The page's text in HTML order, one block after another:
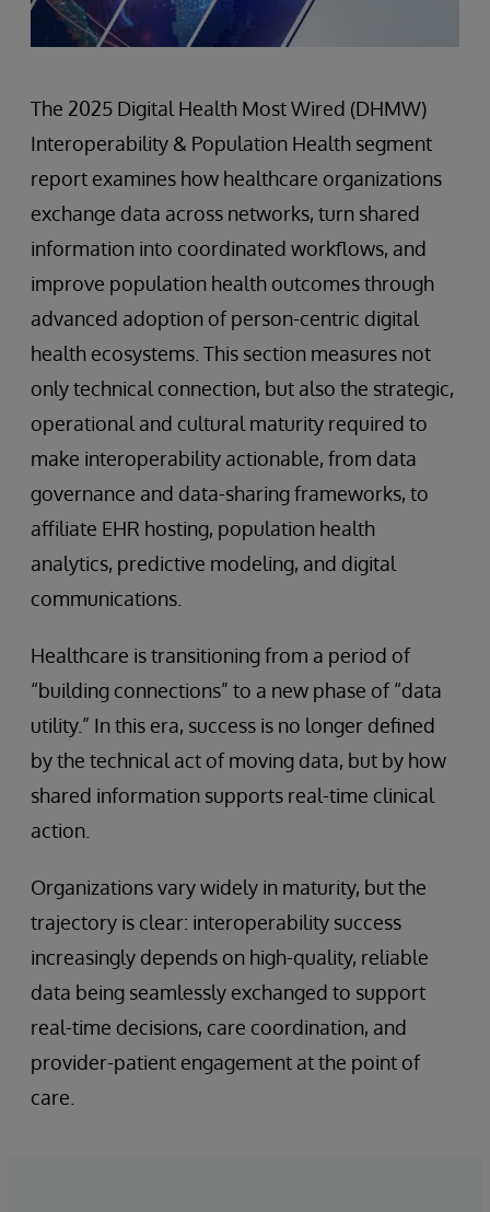
The 2025 Digital Health Most Wired (DHMW)
Interoperability & Population Health segment
report examines how healthcare organizations
exchange data across networks, turn shared
information into coordinated workflows, and
improve population health outcomes through
advanced adoption of person-centric digital
health ecosystems. This section measures not
only technical connection, but also the strategic,
operational and cultural maturity required to
make interoperability actionable, from data
governance and data-sharing frameworks, to
affiliate EHR hosting, population health
analytics, predictive modeling, and digital
communications.
Healthcare is transitioning from a period of
“building connections” to a new phase of “data
utility.” In this era, success is no longer defined
by the technical act of moving data, but by how
shared information supports real-time clinical
action.
Organizations vary widely in maturity, but the
trajectory is clear: interoperability success
increasingly depends on high-quality, reliable
data being seamlessly exchanged to support
real-time decisions, care coordination, and
provider-patient engagement at the point of
care.